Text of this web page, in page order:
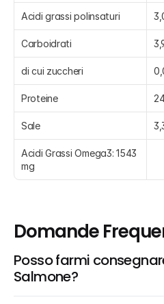
Acidi grassi polinsaturi
Carboidrati
di cui zuccheri
Proteine
Sale
Acidi Grassi Omega3: 1543
mg
Domande
Posso farmi
Salmone?